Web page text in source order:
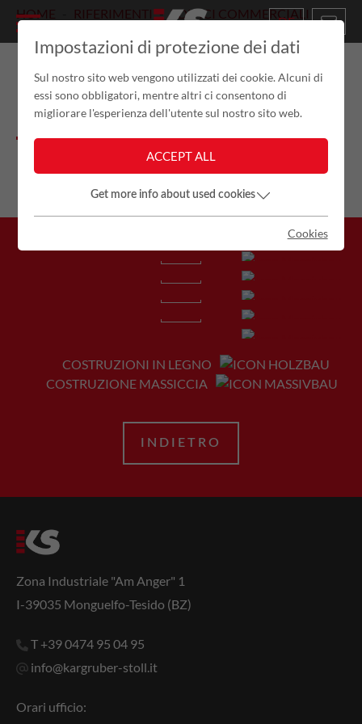
DE
HOME RIFERIMENTI
EDIFICI COMMERCIALI
LATTERIA TRE CIME
MONDOLATTE, DOBBIACO
COSTRUZIONI IN LEGNO
COSTRUZIONE MASSICCIA
INDIETRO
Zona Industriale "Am Anger" 1
I-39035 Monguelfo-Tesido (BZ)
T +39 0474 95 04 95
info@kargruber-stoll.it
Orari ufficio:
Impostazioni di protezione dei dati
Sul nostro sito web vengono utilizzati dei cookie. Alcuni di
essi sono obbligatori, mentre altri ci consentono di
migliorare l'esperienza dell'utente sul nostro sito web.
ACCEPT ALL
Get more info about used cookies
Cookies